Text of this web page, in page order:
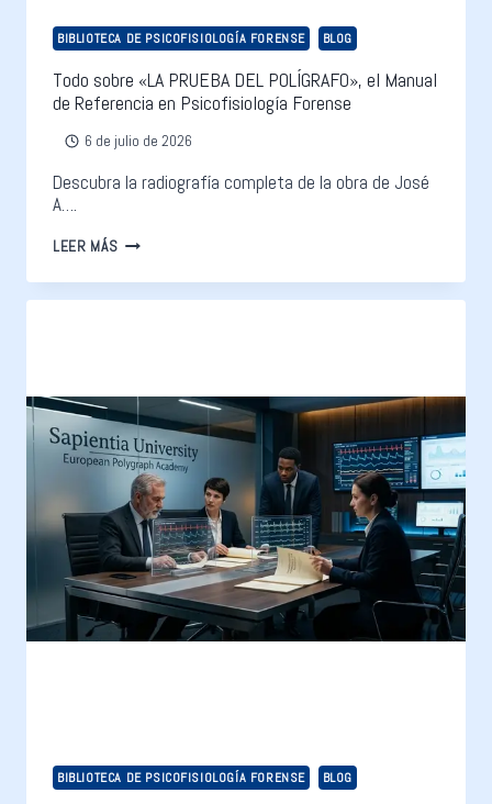
BIBLIOTECA DE PSICOFISIOLOGÍA FORENSE BLOG
Todo sobre «LA PRUEBA DEL POLÍGRAFO», el Manual
de Referencia en Psicofisiología Forense
6 de julio de 2026
Descubra la radiografía completa de la obra de José
A….
LEER MÁS
BIBLIOTECA DE PSICOFISIOLOGÍA FORENSE BLOG